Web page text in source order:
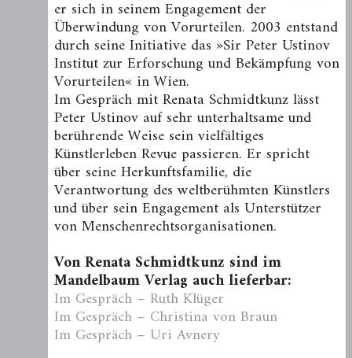
er sich in seinem Engagement der
Überwindung von Vorurteilen. 2003 entstand
durch seine Initiative das »Sir Peter Ustinov
Institut zur Erforschung und Bekämpfung von
Vorurteilen« in Wien.
Im Gespräch mit Renata Schmidtkunz lässt
Peter Ustinov auf sehr unterhaltsame und
berührende Weise sein vielfältiges
Künstlerleben Revue passieren. Er spricht
über seine Herkunftsfamilie, die
Verantwortung des weltberühmten Künstlers
und über sein Engagement als Unterstützer
von Menschenrechtsorganisationen.
Von Renata Schmidtkunz sind im
Mandelbaum Verlag auch lieferbar:
Im Gespräch – Ruth Klüger
Im Gespräch – Christina von Braun
Im Gespräch – Uri Avnery